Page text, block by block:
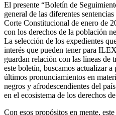
El presente “Boletín de
general de las diferentes
Corte Constitucional de enero de
con los derechos de la población
La selección de los expedientes
interés que pueden tener para
guardan relación con las líneas de
este boletín, buscamos actualizar a
últimos pronunciamientos en
negros y afrodescendientes del
en el ecosistema de los derechos
Con esos propósitos en mente,